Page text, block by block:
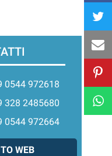
0544 972618
328 2485680
0544 972664
WEB